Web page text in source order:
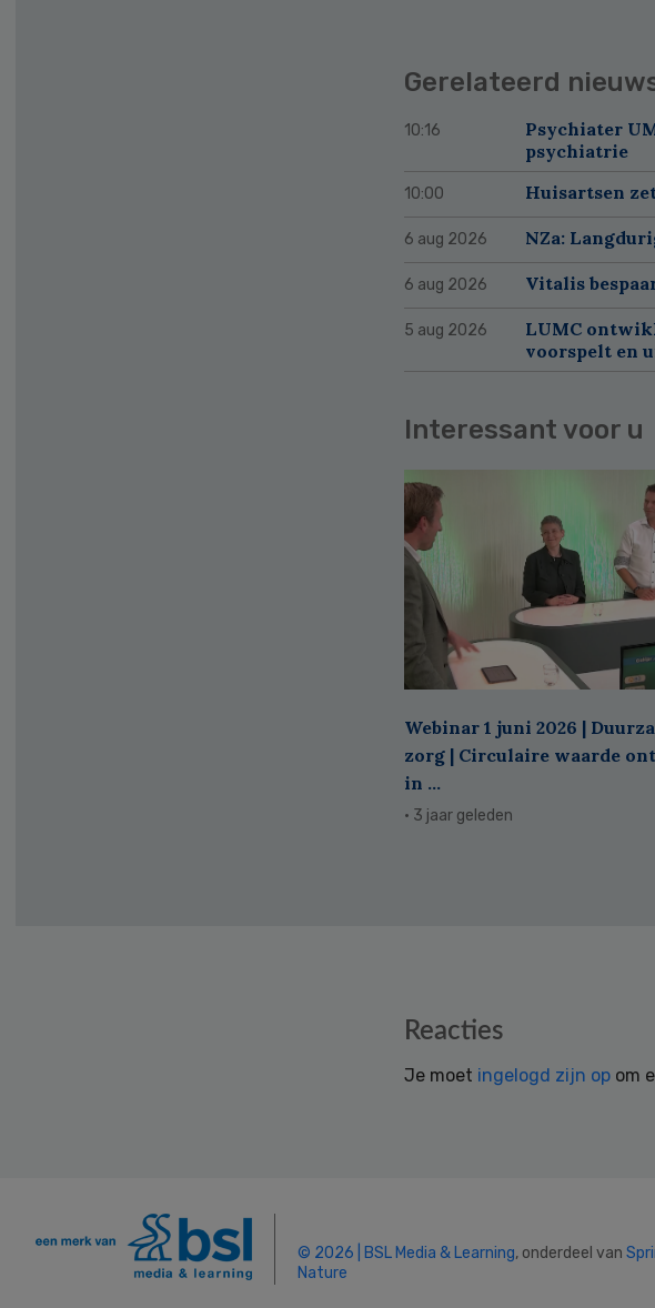
Gerelateerd
10:16
Psychiater
psychiatrie
10:00 Huisartsen
6 aug 2026 NZa:
6 aug 2026 Vitalis
5 aug 2026
LUMC
voorspelt en
Interessant voor u
Webinar 1 juni 2026 |
zorg | Circulaire waarde
in ...
· 3 jaar geleden
Reacties
Je moet ingelogd zijn op om
© 2026 | BSL Media & Learning, onderdeel van
Nature